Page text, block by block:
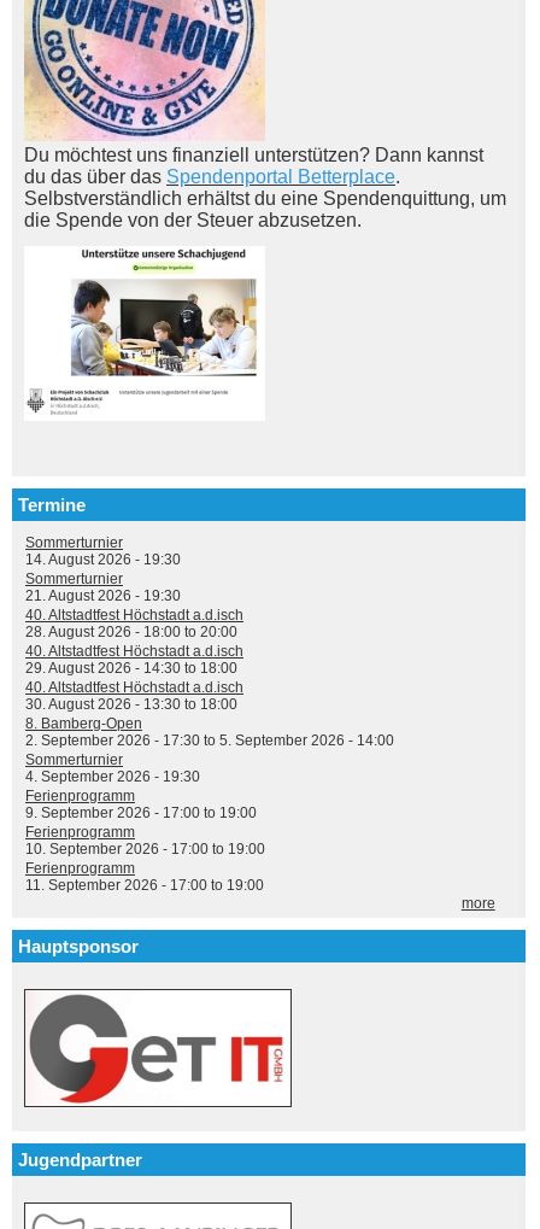
Du möchtest uns finanziell unterstützen? Dann kannst
du das über das Spendenportal Betterplace.
Selbstverständlich erhältst du eine Spendenquittung, um
die Spende von der Steuer abzusetzen.
Termine
Sommerturnier
14. August 2026 - 19:30
Sommerturnier
21. August 2026 - 19:30
40. Altstadtfest Höchstadt a.d.isch
28. August 2026 - 18:00 to 20:00
40. Altstadtfest Höchstadt a.d.isch
29. August 2026 - 14:30 to 18:00
40. Altstadtfest Höchstadt a.d.isch
30. August 2026 - 13:30 to 18:00
8. Bamberg-Open
2. September 2026 - 17:30 to 5. September 2026 - 14:00
Sommerturnier
4. September 2026 - 19:30
Ferienprogramm
9. September 2026 - 17:00 to 19:00
Ferienprogramm
10. September 2026 - 17:00 to 19:00
Ferienprogramm
11. September 2026 - 17:00 to 19:00
more
Hauptsponsor
Jugendpartner